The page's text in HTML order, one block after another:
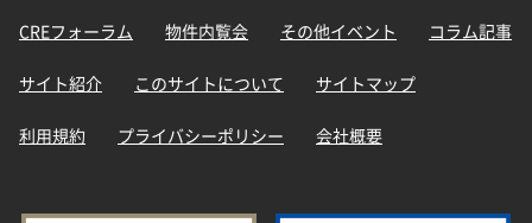
CREフォーラム 物件内覧会 その他イベント コラム記事
サイト紹介 このサイトについて サイトマップ
利用規約 プライバシーポリシー 会社概要